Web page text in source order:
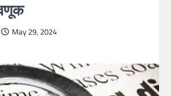
May 29, 2024